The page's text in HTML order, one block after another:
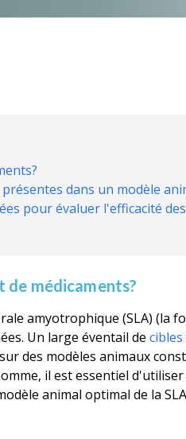
dans un modèle
pour évaluer l'efficacité
de médicaments?
amyotrophique (SLA) (la
Un large éventail de cibles
des modèles animaux
il est essentiel d'utiliser
animal optimal de la